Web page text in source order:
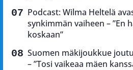
Podcast: Wilma Heltelä
synkimmän vaiheen – ”En
koskaan”
Suomen mäkijoukkue
– ”Tosi vaikeaa mäen